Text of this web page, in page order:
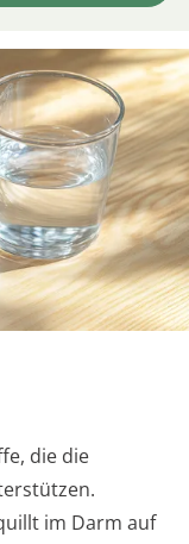
die die
im Darm auf